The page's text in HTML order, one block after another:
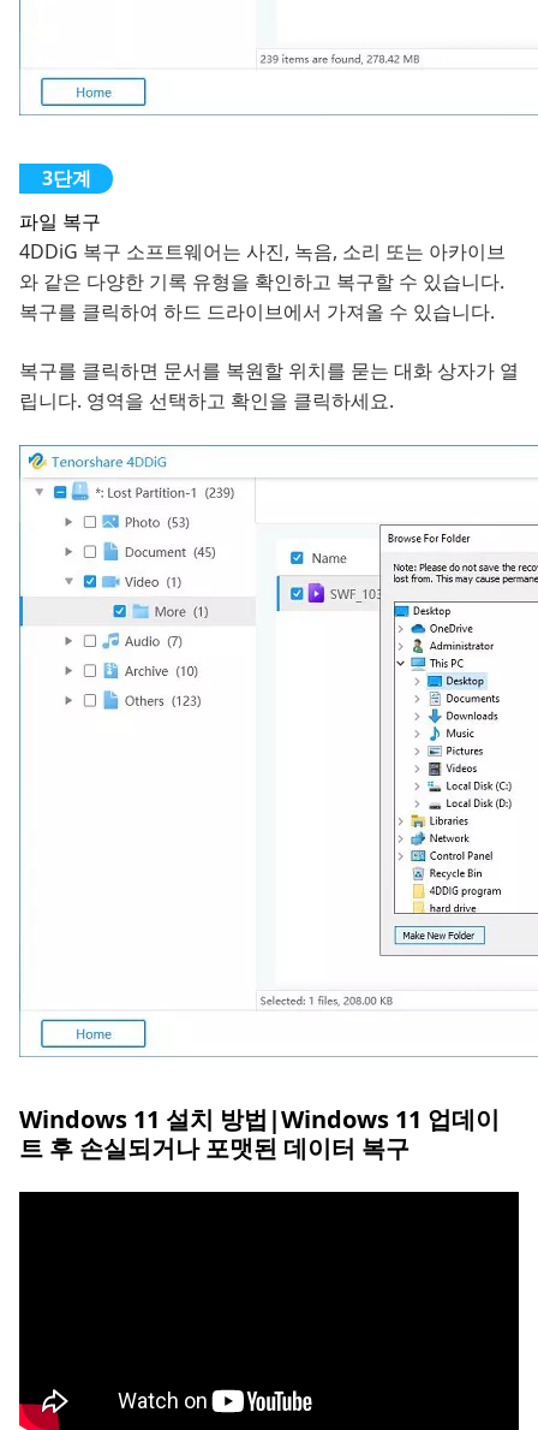
파일 복구
4DDiG 복구 소프트웨어는 사진, 녹음, 소리 또는 아카이브
와 같은 다양한 기록 유형을 확인하고 복구할 수 있습니다.
복구를 클릭하여 하드 드라이브에서 가져올 수 있습니다.
복구를 클릭하면 문서를 복원할 위치를 묻는 대화 상자가 열
립니다. 영역을 선택하고 확인을 클릭하세요.
Windows 11 설치 방법|Windows 11 업데이
트 후 손실되거나 포맷된 데이터 복구